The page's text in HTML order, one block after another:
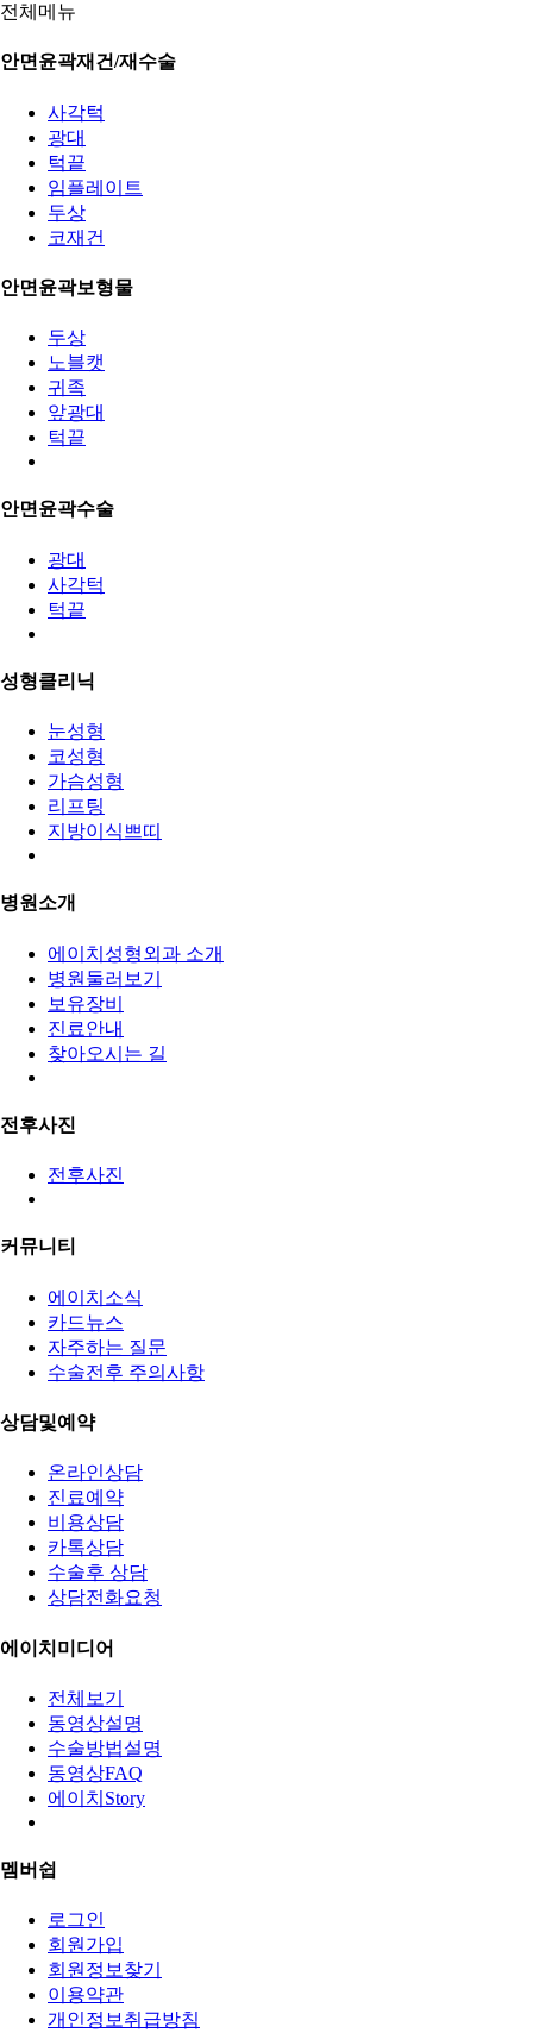
전체메뉴
안면윤곽재건/재수술
사각턱
광대
턱끝
임플레이트
두상
코재건
안면윤곽보형물
두상
노블캣
귀족
앞광대
턱끝
안면윤곽수술
광대
사각턱
턱끝
성형클리닉
눈성형
코성형
가슴성형
리프팅
지방이식쁘띠
병원소개
에이치성형외과 소개
병원둘러보기
보유장비
진료안내
찾아오시는 길
전후사진
전후사진
커뮤니티
에이치소식
카드뉴스
자주하는 질문
수술전후 주의사항
상담및예약
온라인상담
진료예약
비용상담
카톡상담
수술후 상담
상담전화요청
에이치미디어
전체보기
동영상설명
수술방법설명
동영상FAQ
에이치Story
멤버쉽
로그인
회원가입
회원정보찾기
이용약관
개인정보취급방침